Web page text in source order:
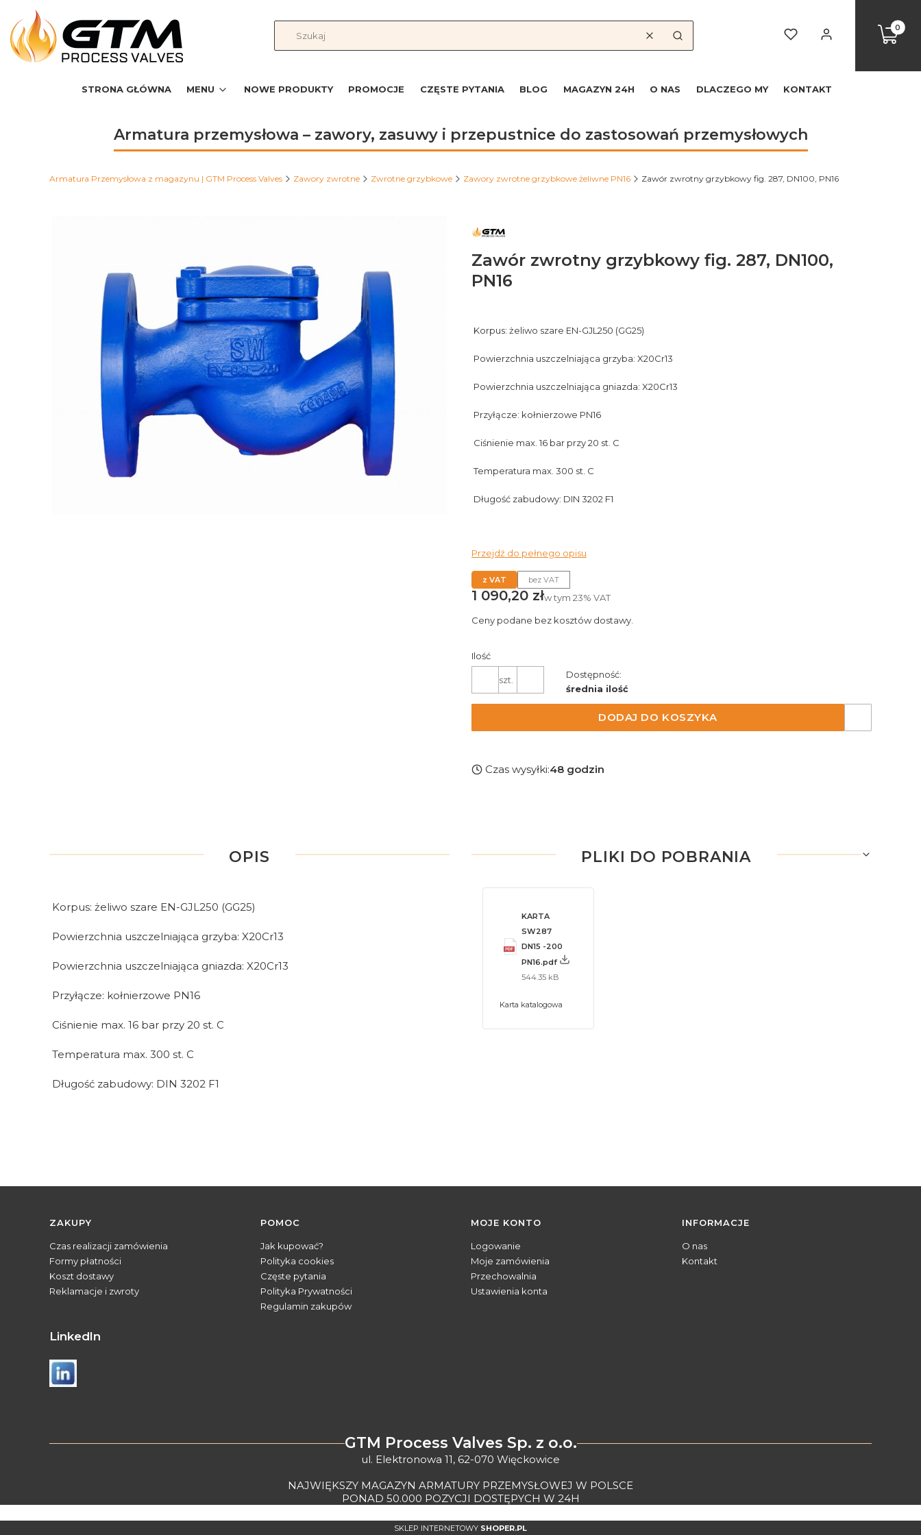
WyczyśćSzukaj
Ulubione Zaloguj się Koszyk
STRONA GŁÓWNA MENU NOWE PRODUKTY PROMOCJE CZĘSTE PYTANIA BLOG MAGAZYN 24H O NAS DLACZEGO MY KONTAKT
Armatura przemysłowa – zawory, zasuwy i przepustnice do zastosowań przemysłowych
Armatura Przemysłowa z magazynu | GTM Process Valves Zawory zwrotne Zwrotne grzybkowe Zawory zwrotne grzybkowe żeliwne PN16 Zawór zwrotny grzybkowy fig. 287, DN100, PN16
Zawór zwrotny grzybkowy fig. 287, DN100,
PN16
Korpus: żeliwo szare EN-GJL250 (GG25)
Powierzchnia uszczelniająca grzyba: X20Cr13
Powierzchnia uszczelniająca gniazda: X20Cr13
Przyłącze: kołnierzowe PN16
Ciśnienie max. 16 bar przy 20 st. C
Temperatura max. 300 st. C
Długość zabudowy: DIN 3202 F1
Przejdź do pełnego opisu
z VAT bez VAT
Cena
1 090,20 złw tym 23% VAT
Ceny podane bez kosztów dostawy.
Ilość
szt.
Dostępność:
średnia ilość
DODAJ DO KOSZYKA
Czas wysyłki:48 godzin
OPIS
Korpus: żeliwo szare EN-GJL250 (GG25)
Powierzchnia uszczelniająca grzyba: X20Cr13
Powierzchnia uszczelniająca gniazda: X20Cr13
Przyłącze: kołnierzowe PN16
Ciśnienie max. 16 bar przy 20 st. C
Temperatura max. 300 st. C
Długość zabudowy: DIN 3202 F1
PLIKI DO POBRANIA
KARTA
SW287
DN15 -200
PN16.pdf
544.35 kB
Karta katalogowa
Linki w stopce
ZAKUPY
Czas realizacji zamówienia
Formy płatności
Koszt dostawy
Reklamacje i zwroty
POMOC
Jak kupować?
Polityka cookies
Częste pytania
Polityka Prywatności
Regulamin zakupów
MOJE KONTO
Logowanie
Moje zamówienia
Przechowalnia
Ustawienia konta
INFORMACJE
O nas
Kontakt
Linkedln
GTM Process Valves Sp. z o.o.
ul. Elektronowa 11, 62-070 Więckowice
NAJWIĘKSZY MAGAZYN ARMATURY PRZEMYSŁOWEJ W POLSCE
PONAD 50.000 POZYCJI DOSTĘPYCH W 24H
SKLEP INTERNETOWY SHOPER.PL